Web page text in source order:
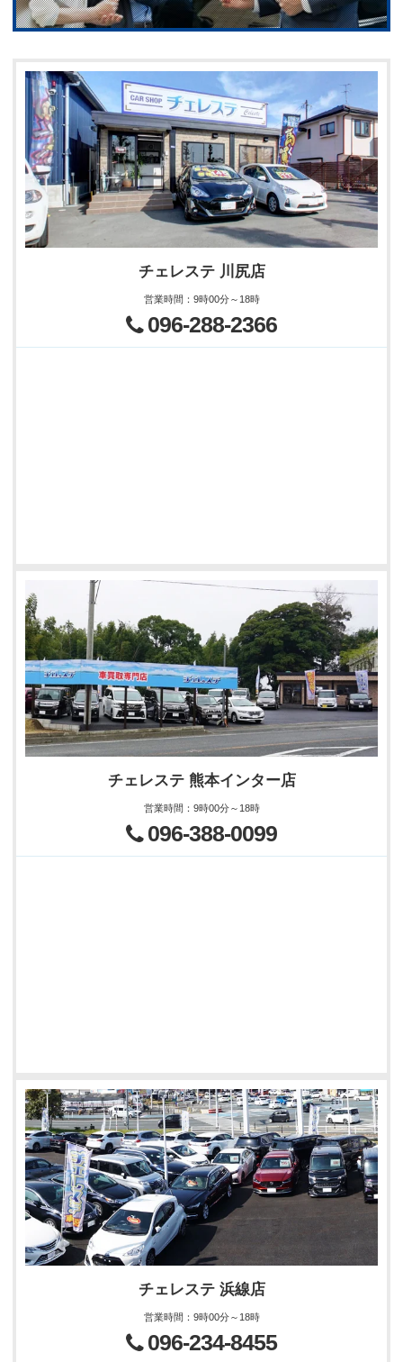
チェレステ 川尻店
営業時間 ： 9時00分～18時
096-288-2366
チェレステ 熊本インター店
営業時間 ： 9時00分～18時
096-388-0099
チェレステ 浜線店
営業時間 ： 9時00分～18時
096-234-8455